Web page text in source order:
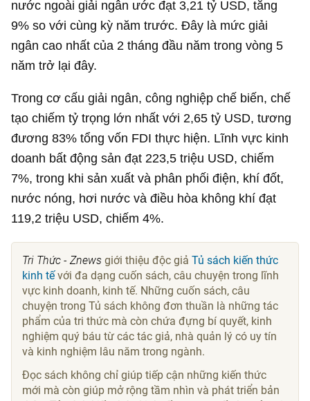
nước ngoài giải ngân ước đạt 3,21 tỷ USD, tăng
9% so với cùng kỳ năm trước. Đây là mức giải
ngân cao nhất của 2 tháng đầu năm trong vòng 5
năm trở lại đây.
Trong cơ cấu giải ngân, công nghiệp chế biến, chế
tạo chiếm tỷ trọng lớn nhất với 2,65 tỷ USD, tương
đương 83% tổng vốn FDI thực hiện. Lĩnh vực kinh
doanh bất động sản đạt 223,5 triệu USD, chiếm
7%, trong khi sản xuất và phân phối điện, khí đốt,
nước nóng, hơi nước và điều hòa không khí đạt
119,2 triệu USD, chiếm 4%.
Tri Thức - Znews giới thiệu độc giảTủ sách kiến thức
kinh tếvới đa dạng cuốn sách, câu chuyện trong lĩnh
vực kinh doanh, kinh tế. Những cuốn sách, câu
chuyện trong Tủ sách không đơn thuần là những tác
phẩm của tri thức mà còn chứa đựng bí quyết, kinh
nghiệm quý báu từ các tác giả, nhà quản lý có uy tín
và kinh nghiệm lâu năm trong ngành.
Đọc sách không chỉ giúp tiếp cận những kiến thức
mới mà còn giúp mở rộng tầm nhìn và phát triển bản